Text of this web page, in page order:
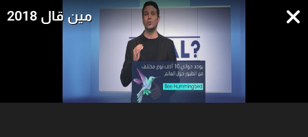
مين قال 2018